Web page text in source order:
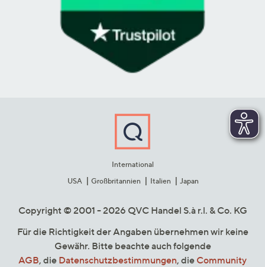
International
USA
Großbritannien Italien Japan
Copyright © 2001 - 2026 QVC Handel S.à r.l. & Co. KG
Für die Richtigkeit der Angaben übernehmen wir keine
Gewähr. Bitte beachte auch folgende
AGB, die Datenschutzbestimmungen, die Community